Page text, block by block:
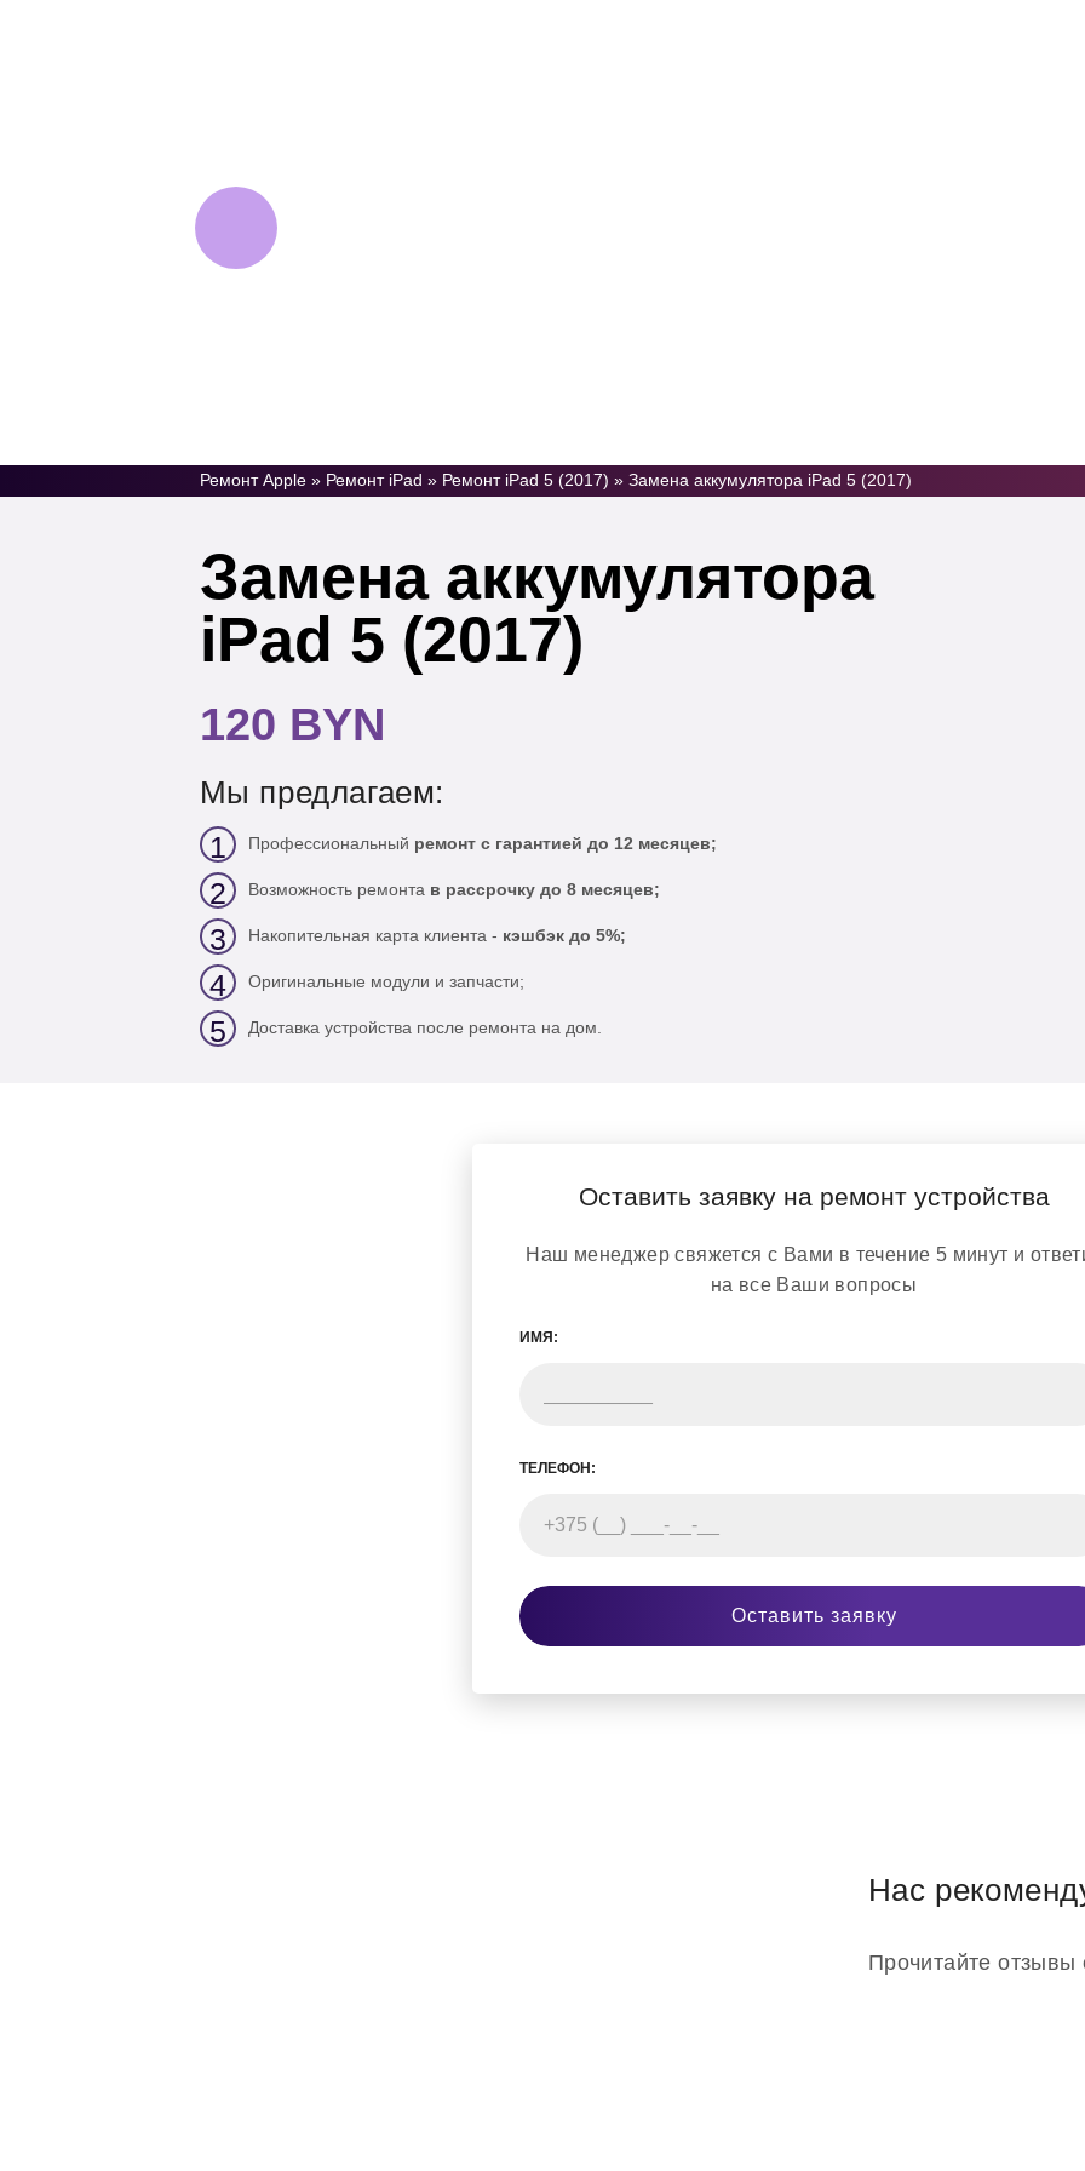
Ремонт Apple» Ремонт iPad » Ремонт iPad 5 (2017) » Замена аккумулятора iPad 5 (2017)
Замена аккумулятора
iPad 5 (2017)
120 BYN
Мы предлагаем:
1
Профессиональный ремонт с гарантией до 12 месяцев;
2 Возможность ремонта в рассрочку до 8 месяцев;
3 Накопительная карта клиента - кэшбэк до 5%;
4 Оригинальные модули и запчасти;
5 Доставка устройства после ремонта на дом.
Оставить заявку на ремонт устройства
Наш менеджер свяжется с Вами в течение 5 минут и
на все Ваши вопросы
ИМЯ:
ТЕЛЕФОН:
Оставить заявку
Нас
Прочитайте